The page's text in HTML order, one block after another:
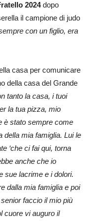
2024dopo
il campione di judo
con un figlio, era
casa per comunicare
della casa del Grande
tanto la casa, i tuoi
la tua pizza, mio
è stato sempre come
della mia famiglia. Lui le
‘che ci fai qui, torna
anche che io
sue lacrime e i dolori.
dalla mia famiglia e poi
faccio il mio più
cuore vi auguro il